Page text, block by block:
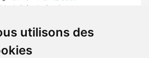
utilisons des
Modalités de livraison